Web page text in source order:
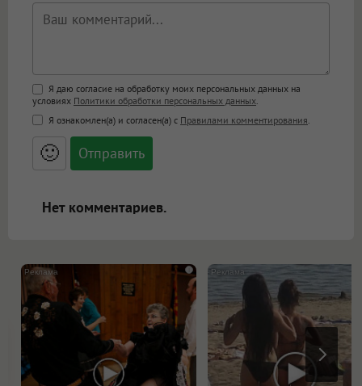
Поддержка HTML
<b>, <strong>, <u>, <i>, <em>, <s>, <big>,
<small>, <sup>, <sub>, <pre>, <ul>, <ol>, <li>,
<blockquote>, <code> экранирует HTML,
адреса URL автоматически становятся
ссылками, и [img]адрес[/img] будет
Я даю согласие на обработку моих персональных данных на
условиях Политики обработки персональных данных
Я ознакомлен(а) и согласен(а) с Правилами комментирования
🙂
Нет комментариев.
i